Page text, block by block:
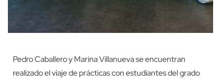
Pedro Caballero y Marina Villanueva se encuentran
realizado el viaje de prácticas con estudiantes del grado